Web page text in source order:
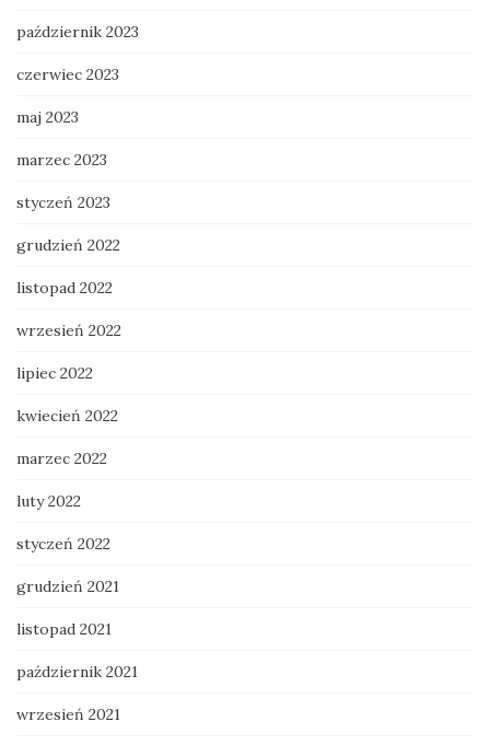
październik 2023
czerwiec 2023
maj 2023
marzec 2023
styczeń 2023
grudzień 2022
listopad 2022
wrzesień 2022
lipiec 2022
kwiecień 2022
marzec 2022
luty 2022
styczeń 2022
grudzień 2021
listopad 2021
październik 2021
wrzesień 2021